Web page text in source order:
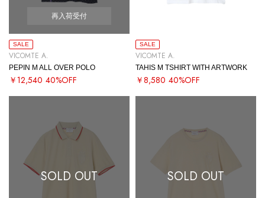
再入荷受付
SALE
VICOMTE A.
PEPIN M ALL OVER POLO
￥12,540 40%OFF
SALE
VICOMTE A.
TAHIS M TSHIRT WITH ARTWORK
￥8,580 40%OFF
SOLD OUT SOLD OUT